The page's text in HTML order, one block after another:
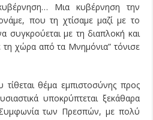
Μια κυβέρνηση την
που τη χτίσαμε μαζί με το
συγκρούεται με τη διαπλοκή και
χώρα από τα Μνημόνια” τόνισε
θέμα εμπιστοσύνης προς
υποκρύπτεται ξεκάθαρα
των Πρεσπών, με πολύ